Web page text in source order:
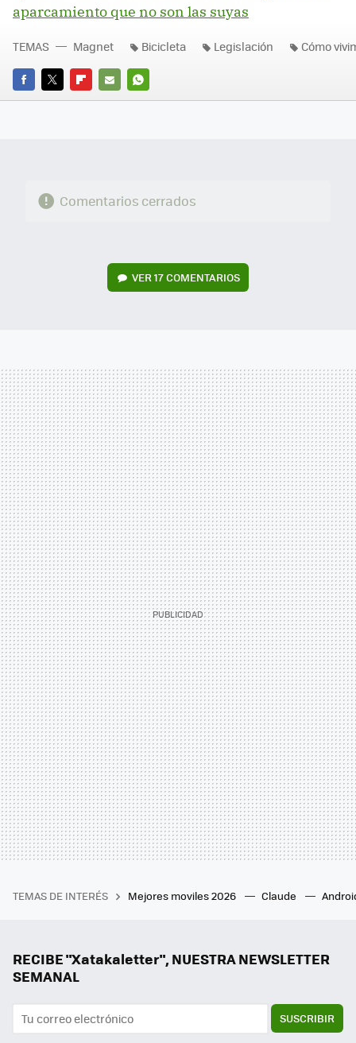
aparcamiento que no son las suyas
FACEBOOK
TWITTERFLIPBOARD
E-
WHATSAPP
TEMAS Magnet Bicicleta Legislación Cómo
Comentarios cerrados
VER17 COMENTARIOS
TEMAS DE INTERÉS Mejores moviles 2026 Claude
RECIBE "Xatakaletter", NUESTRA NEWSLETTER
SEMANAL
SUSCRIBIR